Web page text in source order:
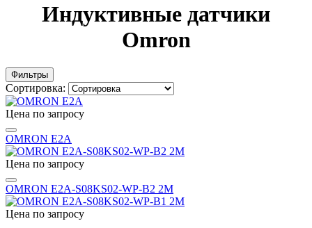
Индуктивные датчики
Omron
Фильтры
Сортировка:
Цена по запросу
OMRON E2A
Цена по запросу
OMRON E2A-S08KS02-WP-B2 2M
Цена по запросу